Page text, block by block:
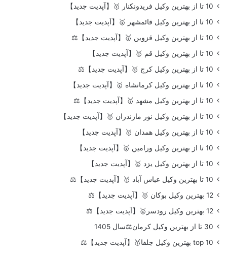
10 تا از بهترین وکیل فریدونکنار 🥇【آپدیت جدید】
10 تا از بهترین وکیل قائمشهر 🥇【آپدیت جدید】
10 تا از بهترین وکیل قزوین 🥇【آپدیت جدید】⚖️
10 تا از بهترین وکیل قم 🥇【آپدیت جدید】
10 تا از بهترین وکیل کرج 🥇【آپدیت جدید】⚖️
10 تا از بهترین وکیل کرمانشاه 🥇【آپدیت جدید】
10 تا از بهترین وکیل مشهد 🥇【آپدیت جدید】⚖️
10 تا از بهترین وکیل نور مازندران 🥇【آپدیت جدید】
10 تا از بهترین وکیل همدان 🥇【آپدیت جدید】
10 تا از بهترین وکیل ورامین 🥇【آپدیت جدید】
10 تا از بهترین وکیل یزد 🥇【آپدیت جدید】
10 تا بهترین وکیل عباس آباد 🥇【آپدیت جدید】⚖️
12 بهترین وکیل بوکان 🥇【آپدیت جدید】⚖️
12 بهترین وکیل رودسر🥇【آپدیت جدید】⚖️
30 تا از بهترین وکیل کرمان⚖️سال 1405
top 10 بهترین وکیل جلفا🥇【آپدیت جدید】⚖️